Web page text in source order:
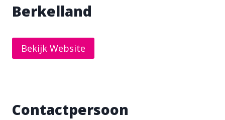
Berkelland
Bekijk Website
Contactpersoon